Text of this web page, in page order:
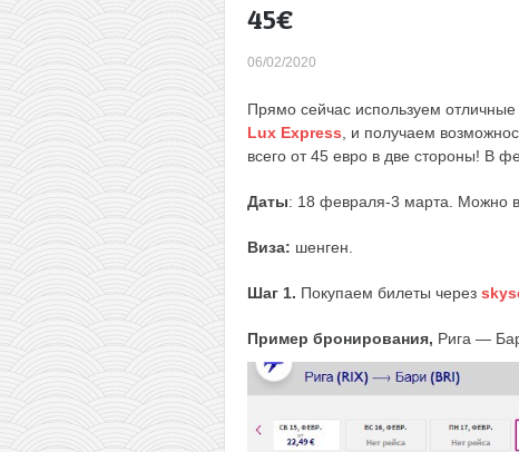
45€
06/02/2020
Прямо сейчас используем
Lux Express , и получаем
всего от 45 евро в две стороны! В
Даты: 18 февраля-3 марта. Можно
Виза: шенген.
Шаг 1. Покупаем билеты через
Пример бронирования, Рига —